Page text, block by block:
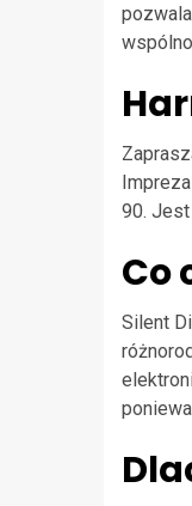
90.
Co
Silent